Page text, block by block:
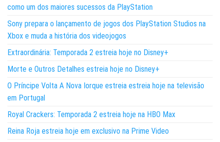
como um dos maiores sucessos da PlayStation
Sony prepara o lançamento de jogos dos PlayStation Studios na
Xbox e muda a história dos videojogos
Extraordinária: Temporada 2 estreia hoje no Disney+
Morte e Outros Detalhes estreia hoje no Disney+
O Príncipe Volta A Nova Iorque estreia estreia hoje na televisão
em Portugal
Royal Crackers: Temporada 2 estreia hoje na HBO Max
Reina Roja estreia hoje em exclusivo na Prime Video